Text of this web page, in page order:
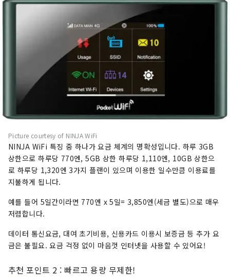
Picture courtesy of NINJA WiFi
NINJA WiFi 특징 중 하나가 요금 체계의 명확성입니다. 하루 3GB
상한으로 하루당 770엔, 5GB 상한 하루당 1,110엔, 10GB 상한으
로 하루당 1,320엔 3가지 플랜이 있으며 이용한 일수만큼 이용료를
지불하게 됩니다.
예를 들어 5일간이라면 770엔 x 5일= 3,850엔(세금 별도)으로 매우
저렴합니다.
데이터 통신요금, 대여 초기비용, 신용카드 이용시 보증금 등 추가 요
금은 불필요. 요금 걱정 없이 마음껏 인터넷을 사용할 수 있어요!
추천 포인트 2 : 빠르고 용량 무제한!